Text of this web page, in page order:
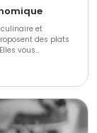
et
vous
que vous
de